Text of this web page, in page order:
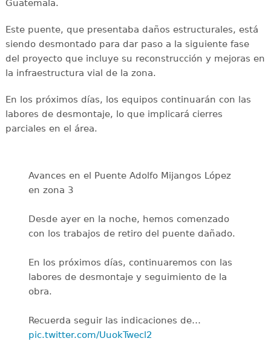
Guatemala.
Este puente, que presentaba daños estructurales, está
siendo desmontado para dar paso a la siguiente fase
del proyecto que incluye su reconstrucción y mejoras en
la infraestructura vial de la zona.
En los próximos días, los equipos continuarán con las
labores de desmontaje, lo que implicará cierres
parciales en el área.
Avances en el Puente Adolfo Mijangos López
en zona 3
Desde ayer en la noche, hemos comenzado
con los trabajos de retiro del puente dañado.
En los próximos días, continuaremos con las
labores de desmontaje y seguimiento de la
obra.
Recuerda seguir las indicaciones de…
pic.twitter.com/UuokTwecl2